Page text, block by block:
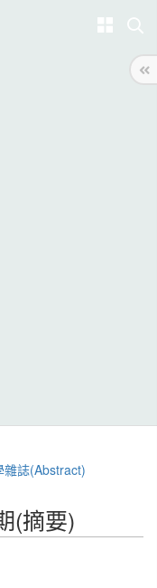
雜誌(Abstract)
(摘要)